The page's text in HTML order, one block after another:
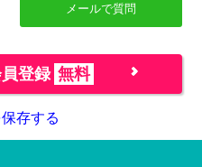
メールで質問
登録 無料
存する